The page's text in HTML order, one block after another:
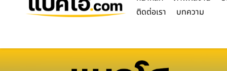
ติดต่อเรา
บทความ